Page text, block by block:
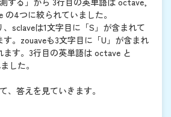
4つに絞られていました。
sclaveは1文字目に「S」が含まれて
。zouaveも3文字目に「U」が含まれ
す。3行目の英単語は octave と
した。
、答えを見ていきます。